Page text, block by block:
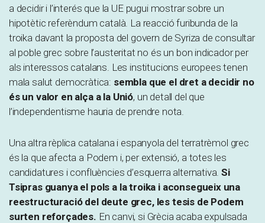
a decidir i l’interés que la UE pugui mostrar sobre un
hipotètic referèndum català. La reacció furibunda de la
troika davant la proposta del govern de Syriza de consultar
al poble grec sobre l’austeritat no és un bon indicador per
als interessos catalans. Les institucions europees tenen
mala salut democràtica: sembla que el dret a decidir no
és un valor en alça a la Unió, un detall del que
l’independentisme hauria de prendre nota.
Una altra rèplica catalana i espanyola del terratrèmol grec
és la que afecta a Podem i, per extensió, a totes les
candidatures i confluències d’esquerra alternativa.Si
Tsipras guanya el pols a la troika i aconsegueix una
reestructuració del deute grec, les tesis de Podem
surten reforçades. En canvi, si Grècia acaba expulsada